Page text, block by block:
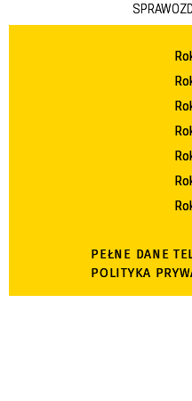
PEŁNE DANE
POLITYKA